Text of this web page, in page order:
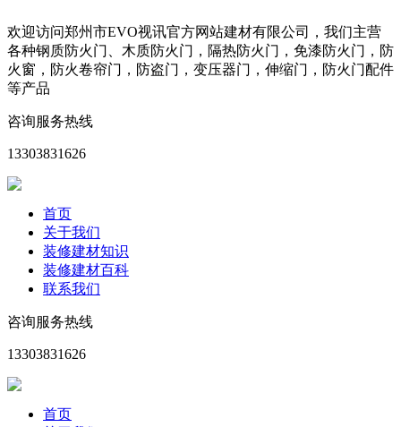
欢迎访问郑州市EVO视讯官方网站建材有限公司，我们主营
各种钢质防火门、木质防火门，隔热防火门，免漆防火门，防
火窗，防火卷帘门，防盗门，变压器门，伸缩门，防火门配件
等产品
咨询服务热线
13303831626
首页
关于我们
装修建材知识
装修建材百科
联系我们
咨询服务热线
13303831626
首页